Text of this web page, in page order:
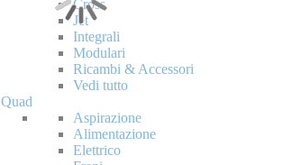
Cross
Jet
Integrali
Modulari
Ricambi & Accessori
Vedi tutto
Quad
Aspirazione
Alimentazione
Elettrico